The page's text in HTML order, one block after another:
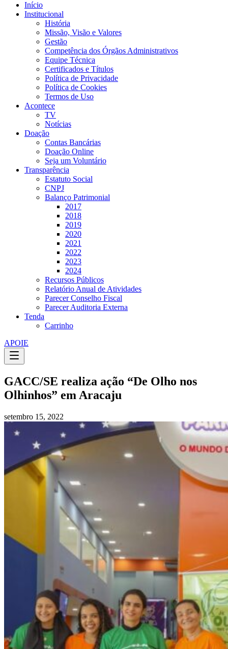
Início
Institucional
História
Missão, Visão e Valores
Gestão
Competência dos Órgãos Administrativos
Equipe Técnica
Certificados e Títulos
Política de Privacidade
Política de Cookies
Termos de Uso
Acontece
TV
Notícias
Doação
Contas Bancárias
Doação Online
Seja um Voluntário
Transparência
Estatuto Social
CNPJ
Balanço Patrimonial
2017
2018
2019
2020
2021
2022
2023
2024
Recursos Públicos
Relatório Anual de Atividades
Parecer Conselho Fiscal
Parecer Auditoria Externa
Tenda
Carrinho
APOIE
GACC/SE realiza ação “De Olho nos
Olhinhos” em Aracaju
setembro 15, 2022